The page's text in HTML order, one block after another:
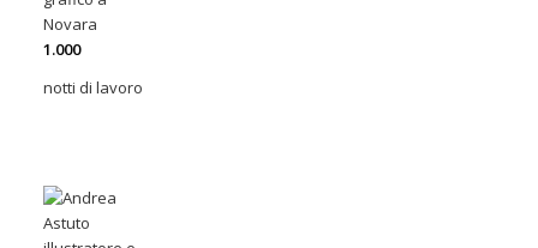
1.000
notti di lavoro